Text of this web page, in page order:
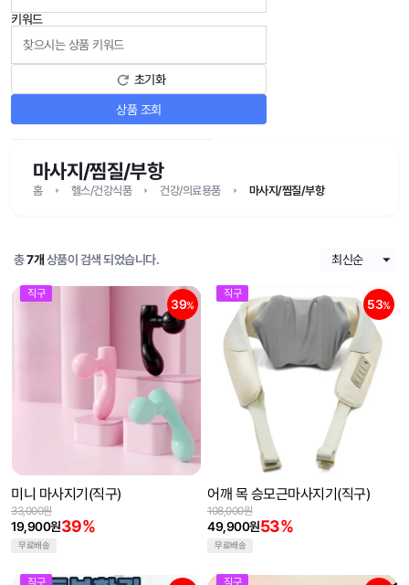
키워드
초기화
상품 조회
마사지/찜질/부항
홈 헬스/건강식품 건강/의료용품 마사지/찜질/부항
총7개 상품이 검색 되었습니다.
직구
39%
미니 마사지기(직구)
19,900원39%
33,000원
무료배송
직구
53%
어깨 목 승모근마사지기(직구)
49,900원53%
108,000원
무료배송
직구 직구